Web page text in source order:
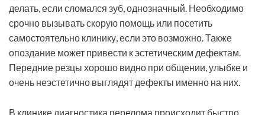
делать, если сломался зуб, однозначный. Необходимо
срочно вызывать скорую помощь или посетить
самостоятельно клинику, если это возможно. Также
опоздание может привести к эстетическим дефектам.
Передние резцы хорошо видно при общении, улыбке и
очень неэстетично выглядят дефекты именно на них.
В клинике диагностика перелома происходит быстро,